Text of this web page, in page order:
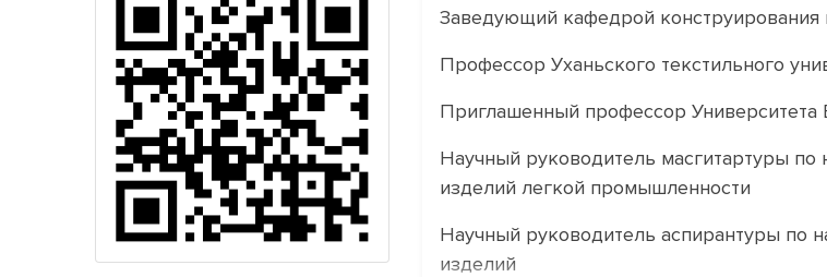
Заведующий кафедрой
Профессор Уханьского текстильного
Приглашенный профессор Университета
Научный руководитель масгитартуры по
изделий легкой промышленности
Научный руководитель аспирантуры по
изделий